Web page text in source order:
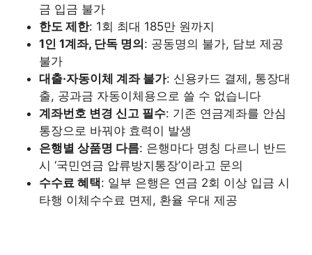
금 입금 불가
한도 제한: 1회 최대 185만 원까지
1인 1계좌, 단독 명의: 공동명의 불가, 담보 제공
불가
대출·자동이체 계좌 불가: 신용카드 결제, 통장대
출, 공과금 자동이체용으로 쓸 수 없습니다
계좌번호 변경 신고 필수: 기존 연금계좌를 안심
통장으로 바꿔야 효력이 발생
은행별 상품명 다름: 은행마다 명칭 다르니 반드
시 ‘국민연금 압류방지통장’이라고 문의
수수료 혜택: 일부 은행은 연금 2회 이상 입금 시
타행 이체수수료 면제, 환율 우대 제공